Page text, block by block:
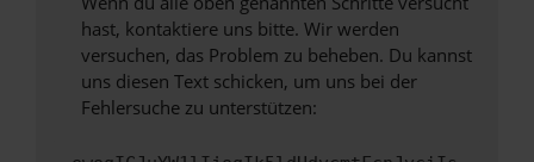
hast, kontaktiere uns bitte. Wir werden
versuchen, das Problem zu beheben. Du kannst
uns diesen Text schicken, um uns bei der
Fehlersuche zu unterstützen: